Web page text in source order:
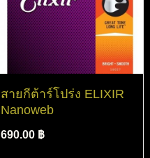
สายกีต้าร์โปร่ง ELIXIR
Nanoweb
690.00 ฿